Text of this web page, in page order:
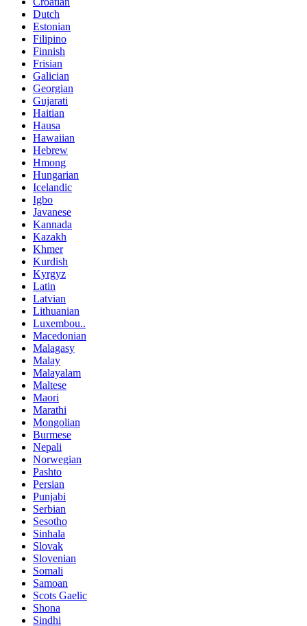
Dutch
Estonian
Filipino
Finnish
Frisian
Galician
Georgian
Gujarati
Haitian
Hausa
Hawaiian
Hebrew
Hmong
Hungarian
Icelandic
Igbo
Javanese
Kannada
Kazakh
Khmer
Kurdish
Kyrgyz
Latin
Latvian
Lithuanian
Luxembou..
Macedonian
Malagasy
Malay
Malayalam
Maltese
Maori
Marathi
Mongolian
Burmese
Nepali
Norwegian
Pashto
Persian
Punjabi
Serbian
Sesotho
Sinhala
Slovak
Slovenian
Somali
Samoan
Scots Gaelic
Shona
Sindhi